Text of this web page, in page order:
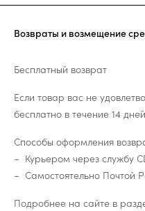
Возвраты и возмещение
Бесплатный возврат
Если товар вас не
бесплатно в течение 14
Способы оформления
Курьером через службу
Самостоятельно Почтой
Подробнее на сайте в